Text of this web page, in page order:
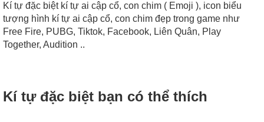
Kí tự đặc biệt kí tự ai cập cổ, con chim ( Emoji ), icon biểu
tượng hình kí tự ai cập cổ, con chim đẹp trong game như
Free Fire, PUBG, Tiktok, Facebook, Liên Quân, Play
Together, Audition ..
Kí tự đặc biệt bạn có thể thích